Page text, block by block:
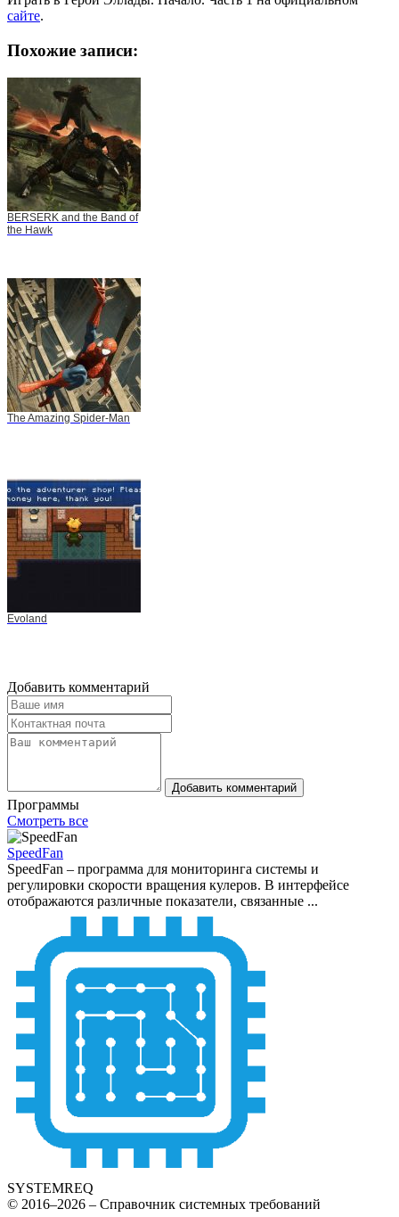
сайте.
Похожие записи:
BERSERK and the Band of
the Hawk
The Amazing Spider-Man
Evoland
Добавить комментарий
Добавить комментарий
Программы
Смотреть все
SpeedFan
SpeedFan – программа для мониторинга системы и
регулировки скорости вращения кулеров. В интерфейсе
отображаются различные показатели, связанные ...
SYSTEMREQ
© 2016–2026 – Справочник системных требований